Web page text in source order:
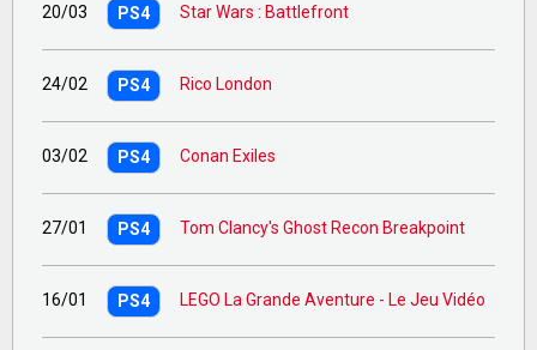
20/03 PS4 Star Wars : Battlefront
24/02 PS4 Rico London
03/02 PS4 Conan Exiles
27/01 PS4 Tom Clancy's Ghost Recon Breakpoint
16/01 PS4 LEGO La Grande Aventure - Le Jeu Vidéo